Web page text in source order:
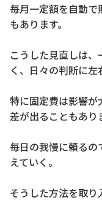
毎月一定額を自動
もあります。
こうした見直しは
く、日々の判断に左
特に固定費は影響が
差が出ることもあり
毎日の我慢に頼る
えていく。
そうした方法を取